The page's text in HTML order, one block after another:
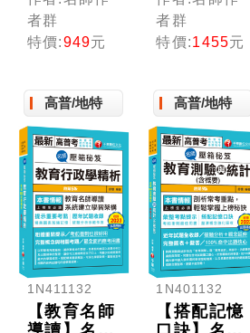
四等課文版
套書：從基
礎到進階，
點應考關
鍵！
者群
特價:949元
四等題庫版
套書：收錄
完整必讀關
易記！
者群
特價:1455元
高普/地特
1N411132
【教育名師
高普/地特
1N401132
【搭配記憶